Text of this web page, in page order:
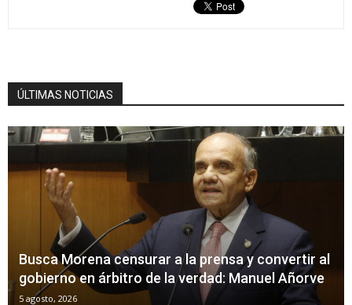
ÚLTIMAS NOTICIAS
Busca Morena censurar a la prensa y convertir al
gobierno en árbitro de la verdad: Manuel Añorve
5 agosto, 2026